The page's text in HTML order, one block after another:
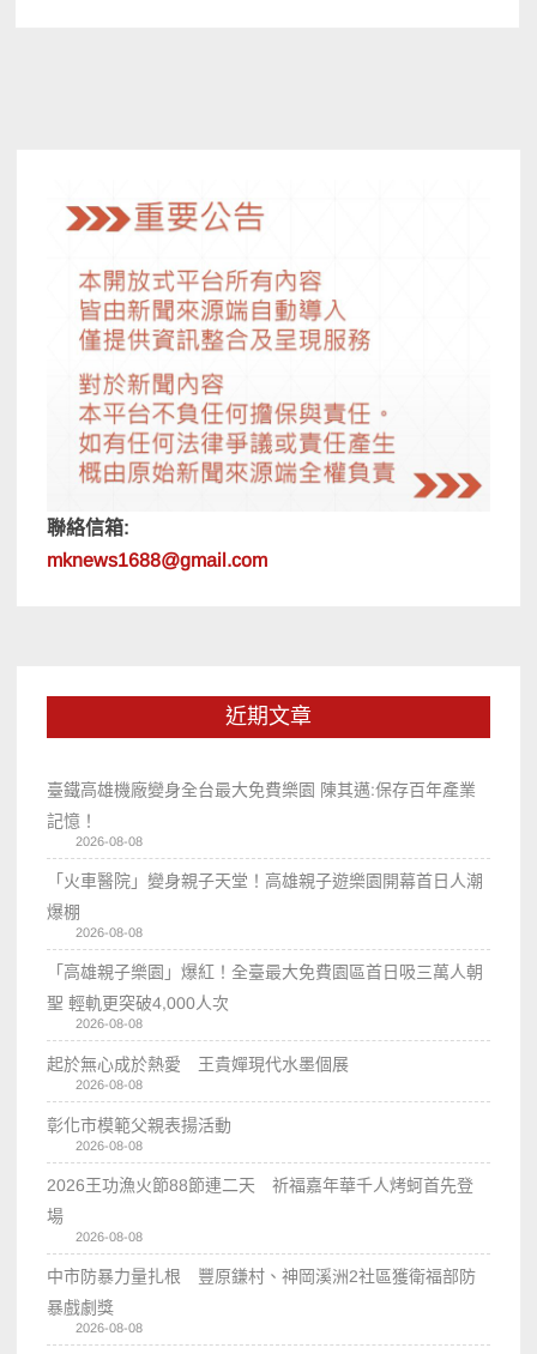
聯絡信箱:
mknews1688@gmail.com
近期文章
臺鐵高雄機廠變身全台最大免費樂園 陳其邁:保存百年產業
記憶！
2026-08-08
「火車醫院」變身親子天堂！高雄親子遊樂園開幕首日人潮
爆棚
2026-08-08
「高雄親子樂園」爆紅！全臺最大免費園區首日吸三萬人朝
聖 輕軌更突破4,000人次
2026-08-08
起於無心成於熱愛 王貴嬋現代水墨個展
2026-08-08
彰化市模範父親表揚活動
2026-08-08
2026王功漁火節88節連二天 祈福嘉年華千人烤蚵首先登
場
2026-08-08
中市防暴力量扎根 豐原鎌村、神岡溪洲2社區獲衛福部防
暴戲劇獎
2026-08-08